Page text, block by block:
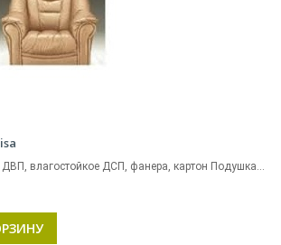
ДВП, влагостойкое ДСП, фанера, картон Подушка...